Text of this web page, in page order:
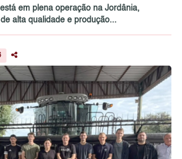
em plena operação na Jordânia,
alta qualidade e produção...